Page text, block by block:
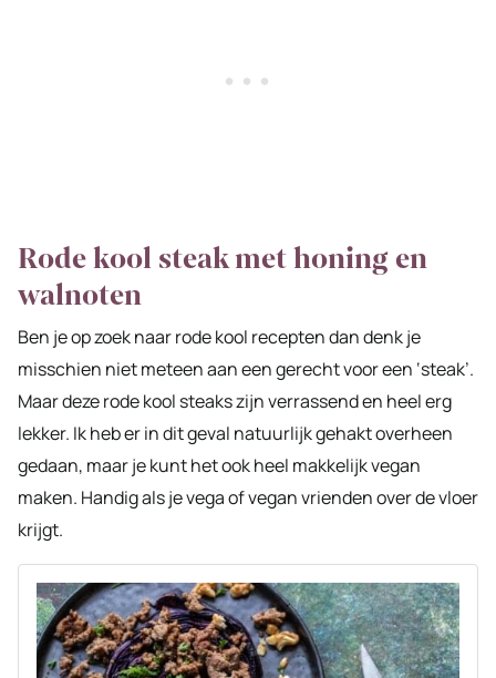
Rode kool steak met honing en
walnoten
Ben je op zoek naar rode kool recepten dan denk je
misschien niet meteen aan een gerecht voor een ‘steak’.
Maar deze rode kool steaks zijn verrassend en heel erg
lekker. Ik heb er in dit geval natuurlijk gehakt overheen
gedaan, maar je kunt het ook heel makkelijk vegan
maken. Handig als je vega of vegan vrienden over de vloer
krijgt.